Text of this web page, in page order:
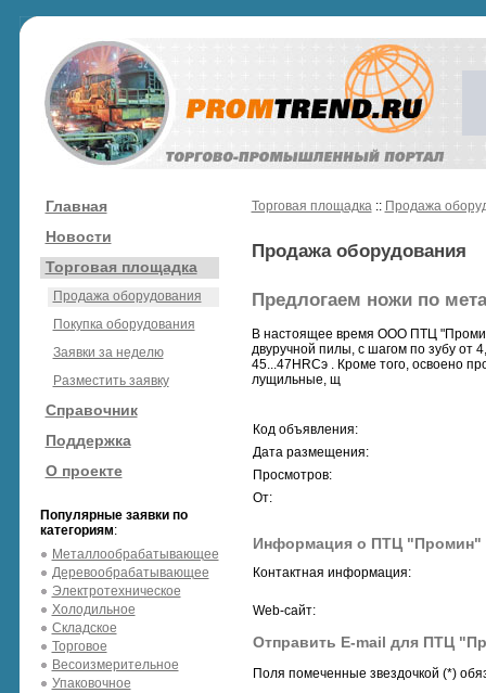
Главная
Новости
Торговая площадка
Продажа оборудования
Покупка оборудования
Заявки за неделю
Разместить заявку
Справочник
Поддержка
О проекте
Популярные заявки по
категориям:
Металлообрабатывающее
Деревообрабатывающее
Электротехническое
Холодильное
Складское
Торговое
Весоизмерительное
Упаковочное
Торговая площадка:: Продажа
Продажа оборудования
Предлогаем ножи по
В настоящее время ООО ПТЦ
двуручной пилы, с шагом по зубу от
45...47HRCэ . Кроме того, освоено
лущильные, щ
Код объявления:
Дата размещения:
Просмотров:
От:
Информация о ПТЦ "Промин"
Контактная информация:
Web-сайт:
Отправить E-mail для ПТЦ
Поля помеченные звездочкой (*)